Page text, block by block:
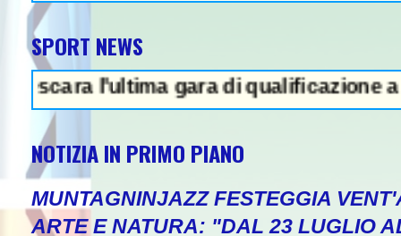
SPORT NEWS
l'ultima gara di qualificazione a Euro
NOTIZIA IN PRIMO PIANO
MUNTAGNINJAZZ FESTEGGIA
ARTE E NATURA: "DAL 23 LUGLIO